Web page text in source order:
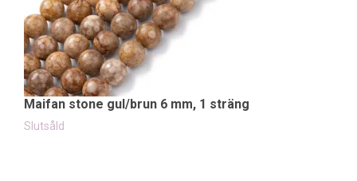
Maifan stone gul/brun 6 mm, 1 sträng
Slutsåld